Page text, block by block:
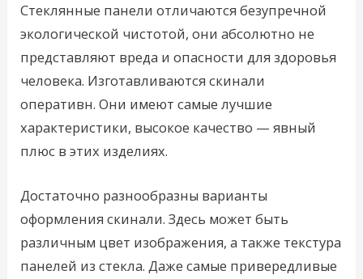
Стеклянные панели отличаются безупречной
экологической чистотой, они абсолютно не
представляют вреда и опасности для здоровья
человека. Изготавливаются скинали
оперативн. Они имеют самые лучшие
характеристики, высокое качество — явный
плюс в этих изделиях.
Достаточно разнообразны варианты
оформления скинали. Здесь может быть
различным цвет изображения, а также текстура
панелей из стекла. Даже самые привередливые